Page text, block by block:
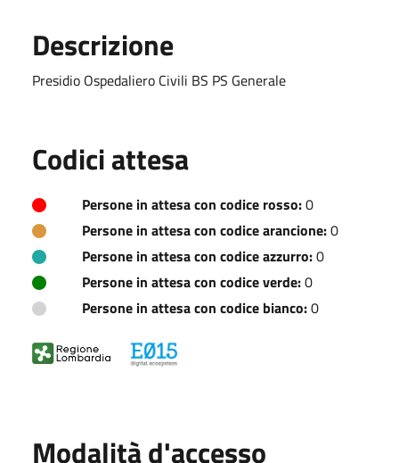
Descrizione
Presidio Ospedaliero Civili BS PS Generale
Codici attesa
Persone in attesa con codice rosso:0
Persone in attesa con codice arancione:0
Persone in attesa con codice azzurro:0
Persone in attesa con codice verde:0
Persone in attesa con codice bianco:0
Modalità d'accesso